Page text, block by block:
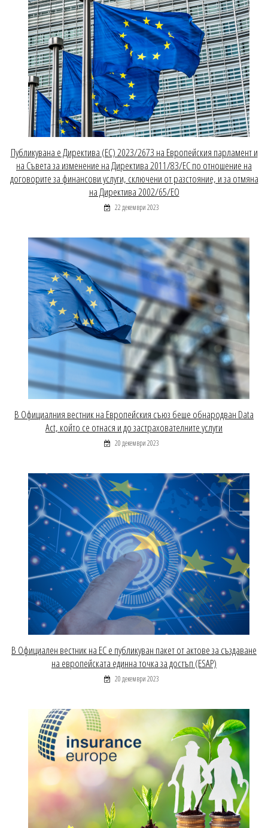
Публикувана е Директива (ЕС) 2023/2673 на Европейския парламент и
на Съвета за изменение на Директива 2011/83/ЕС по отношение на
договорите за финансови услуги, сключени от разстояние, и за отмяна
на Директива 2002/65/ЕО
22 декември 2023
В Официалния вестник на Европейския съюз беше обнародван Data
Act, който се отнася и до застрахователните услуги
20 декември 2023
В Официален вестник на ЕС е публикуван пакет от актове за създаване
на европейската единна точка за достъп (ESAP)
20 декември 2023